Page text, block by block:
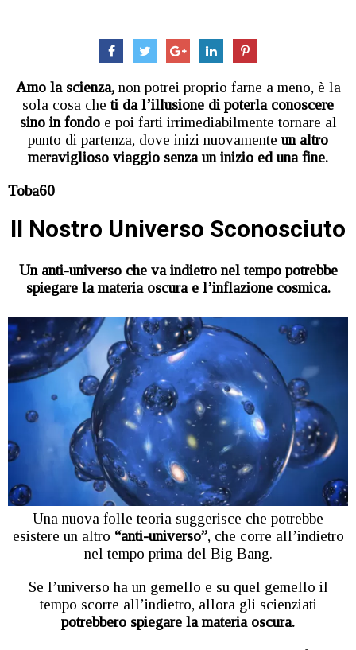
Amo la scienza, non potrei proprio farne a meno, è la
sola cosa che ti da l’illusione di poterla conoscere
sino in fondo e poi farti irrimediabilmente tornare al
punto di partenza, dove inizi nuovamente un altro
meraviglioso viaggio senza un inizio ed una fine.
Toba60
Il Nostro Universo Sconosciuto
Un anti-universo che va indietro nel tempo potrebbe
spiegare la materia oscura e l’inflazione cosmica.
Una nuova folle teoria suggerisce che potrebbe
esistere un altro “anti-universo”, che corre all’indietro
nel tempo prima del Big Bang.
Se l’universo ha un gemello e su quel gemello il
tempo scorre all’indietro, allora gli scienziati
potrebbero spiegare la materia oscura.